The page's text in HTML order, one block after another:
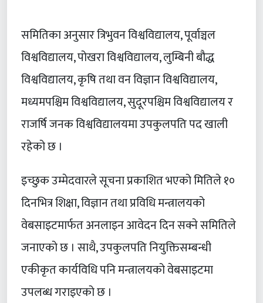
समितिका अनुसार त्रिभुवन विश्वविद्यालय, पूर्वाञ्चल
विश्वविद्यालय, पोखरा विश्वविद्यालय, लुम्बिनी बौद्ध
विश्वविद्यालय, कृषि तथा वन विज्ञान विश्वविद्यालय,
मध्यमपश्चिम विश्वविद्यालय, सुदूरपश्चिम विश्वविद्यालय र
राजर्षि जनक विश्वविद्यालयमा उपकुलपति पद खाली
रहेको छ ।
इच्छुक उम्मेदवारले सूचना प्रकाशित भएको मितिले १०
दिनभित्र शिक्षा, विज्ञान तथा प्रविधि मन्त्रालयको
वेबसाइटमार्फत अनलाइन आवेदन दिन सक्ने समितिले
जनाएको छ । साथै, उपकुलपति नियुक्तिसम्बन्धी
एकीकृत कार्यविधि पनि मन्त्रालयको वेबसाइटमा
उपलब्ध गराइएको छ ।